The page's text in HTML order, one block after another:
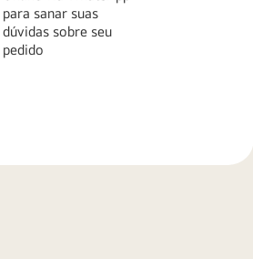
para sanar suas
dúvidas sobre seu
pedido